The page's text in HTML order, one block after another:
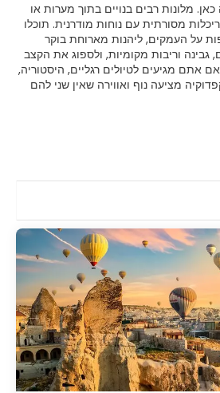
מלונות רבים בנויים בתוך מערות או
מסורתית עם נוחות מודרנית. תוכלו
על העמקים, ליהנות מארוחת בוקר
גבינה וריבות מקומיות, ולספוג את הקצב
אתם מגיעים לטיולים רגליים, היסטוריה,
מציעה נוף ואווירה שאין שני להם